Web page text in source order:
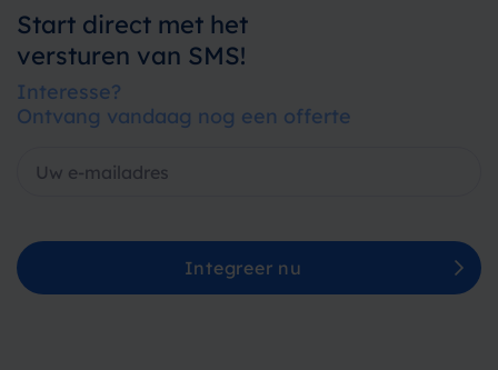
Start direct met het
versturen van SMS!
Interesse?
Ontvang vandaag nog een offerte
Integreer nu